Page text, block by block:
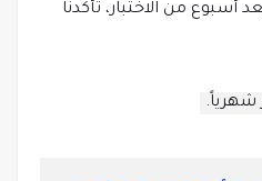
أسبوع من الاختبار، تأكدنا